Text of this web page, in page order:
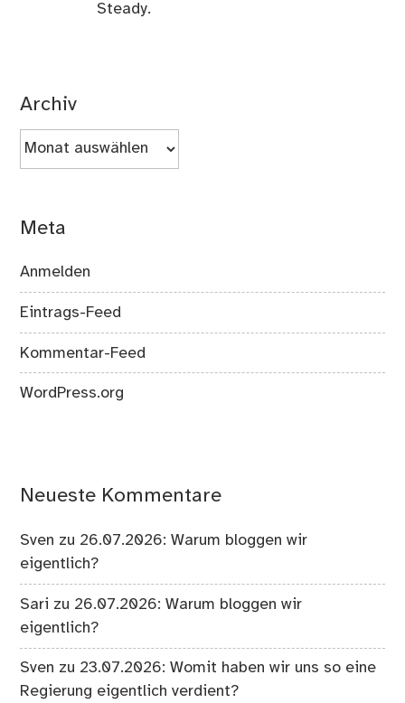
Steady.
Archiv
Archiv
Meta
Anmelden
Eintrags-Feed
Kommentar-Feed
WordPress.org
Neueste Kommentare
Sven zu 26.07.2026: Warum bloggen wir
eigentlich?
Sari zu 26.07.2026: Warum bloggen wir
eigentlich?
Sven zu 23.07.2026: Womit haben wir uns so eine
Regierung eigentlich verdient?